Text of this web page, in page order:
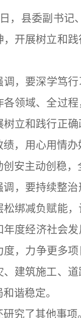
，县委副书记
，开展树立和
调，要深学笃
各领域、全过
树立和践行正
绩，用心用情
创安主动创稳
调，要持续整
松绑减负赋能
年度经济社会
度，力争更多
、建筑施工、
谐稳定。
究了其他事项